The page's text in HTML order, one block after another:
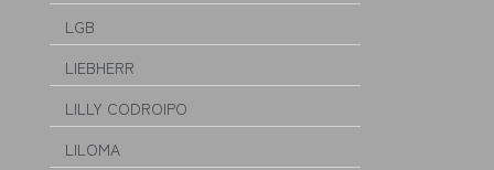
LGB
LIEBHERR
LILLY CODROIPO
LILOMA